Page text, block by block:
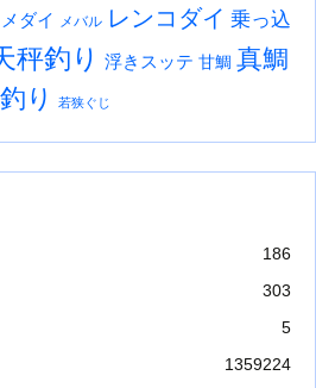
メダイ メバル レンコダイ 乗っ込
秤釣り 浮きスッテ 甘鯛 真鯛
り 若狭ぐじ
186
303
5
1359224